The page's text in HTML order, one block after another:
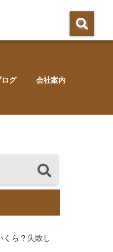
グ 会社案内
くら？失敗し